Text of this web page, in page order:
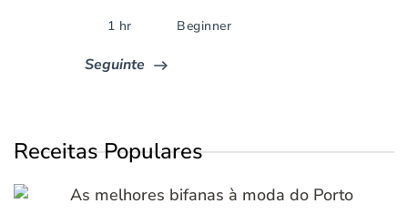
1 hr Beginner
Seguinte
Receitas Populares